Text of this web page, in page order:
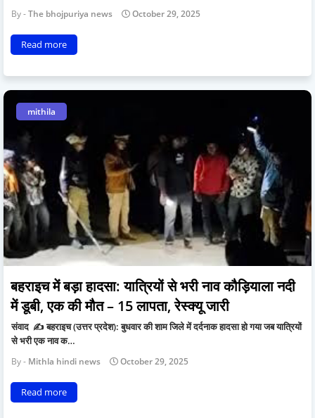
The bhojpuriya news October 29, 2025
Read more
mithila
बहराइच में बड़ा हादसा: यात्रियों से भरी नाव कौड़ियाला नदी
में डूबी, एक की मौत – 15 लापता, रेस्क्यू जारी
संवाद ✍️ बहराइच (उत्तर प्रदेश): बुधवार की शाम जिले में दर्दनाक हादसा हो गया जब यात्रियों
से भरी एक नाव क…
Mithla hindi news October 29, 2025
Read more